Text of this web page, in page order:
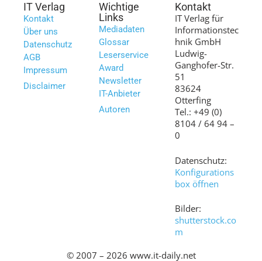
IT Verlag
Kontakt
Über uns
Datenschutz
AGB
Impressum
Disclaimer
Wichtige
Links
Mediadaten
Glossar
Leserservice
Award
Newsletter
IT-Anbieter
Autoren
Kontakt
IT Verlag für
Informationstec
hnik GmbH
Ludwig-
Ganghofer-Str.
51
83624
Otterfing
Tel.: +49 (0)
8104 / 64 94 –
0
Datenschutz:
Konfigurations
box öffnen
Bilder:
shutterstock.co
m
© 2007 – 2026 www.it-daily.net